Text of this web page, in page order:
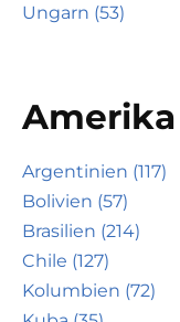
Ungarn (53)
Amerika
Argentinien (117)
Bolivien (57)
Brasilien (214)
Chile (127)
Kolumbien (72)